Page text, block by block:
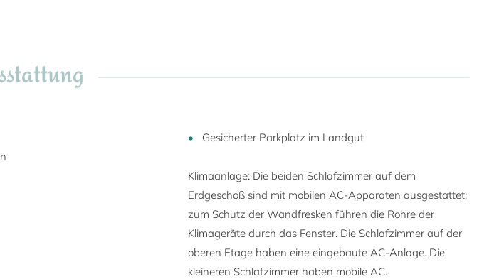
Gesicherter Parkplatz im Landgut
Klimaanlage: Die beiden Schlafzimmer auf dem
Erdgeschoß sind mit mobilen AC-Apparaten ausgestattet;
zum Schutz der Wandfresken führen die Rohre der
Klimageräte durch das Fenster. Die Schlafzimmer auf der
oberen Etage haben eine eingebaute AC-Anlage. Die
kleineren Schlafzimmer haben mobile AC.